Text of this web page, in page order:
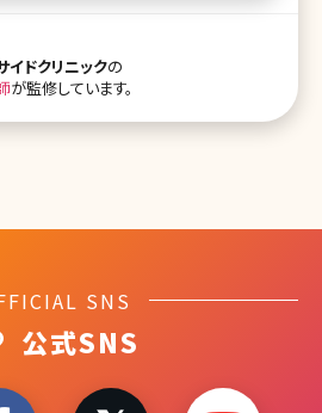
薬などと並行して治療することで、なかな
が気にならなくなるという魅力的な施
ーニングについて詳しく説明していきま
イント】レーザートーニングは、肝斑や色
悩みを徐々に改善させることができる施
イドクリニックの
が監修しています。
SNS
公式SNS